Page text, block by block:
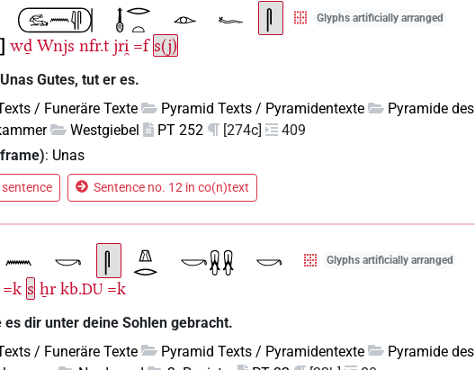
Glyphs artificially arranged
wḏ Wnjs nfr.t jri̯ =f s(j)
Gutes, tut er es.
/ Funeräre Texte
Pyramid Texts / Pyramidentexte
Pyramide des
Westgiebel PT 252 [274c]
409
: Unas
Sentence no. 12 in co(n)text
Glyphs artificially arranged
=k s ẖr kb.DU =k
es dir unter deine Sohlen gebracht.
/ Funeräre Texte
Pyramid Texts / Pyramidentexte
Pyramide des